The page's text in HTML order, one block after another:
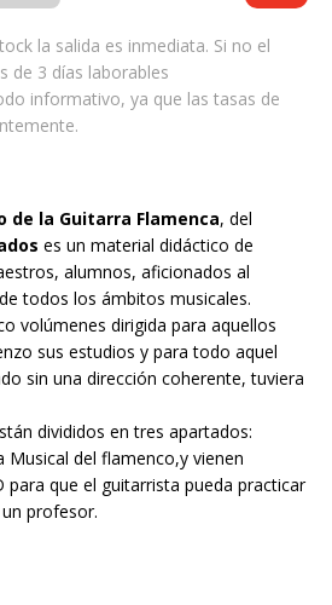
la salida es inmediata. Si no el
de 3 días laborables
informativo, ya que las tasas de
de la Guitarra Flamenca, del
es un material didáctico de
alumnos, aficionados al
todos los ámbitos musicales.
volúmenes dirigida para aquellos
sus estudios y para todo aquel
sin una dirección coherente, tuviera
divididos en tres apartados:
Musical del flamenco,y vienen
para que el guitarrista pueda practicar
profesor.